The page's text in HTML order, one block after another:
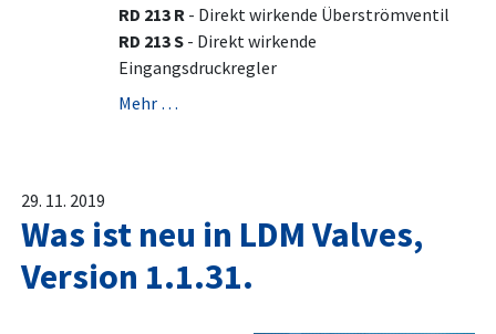
RD 213 R - Direkt wirkende Überströmventil
RD 213 S - Direkt wirkende
Eingangsdruckregler
Mehr …
29. 11. 2019
Was ist neu in LDM Valves,
Version 1.1.31.